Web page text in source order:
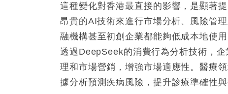
這種變化對香港最直接的影響，是顯著
昂貴的AI技術來進行市場分析、風險管
融機構甚至初創企業都能夠低成本地使
透過DeepSeek的消費行為分析技術，
理和市場營銷，增強市場適應性。醫療
據分析預測疾病風險，提升診療準確性